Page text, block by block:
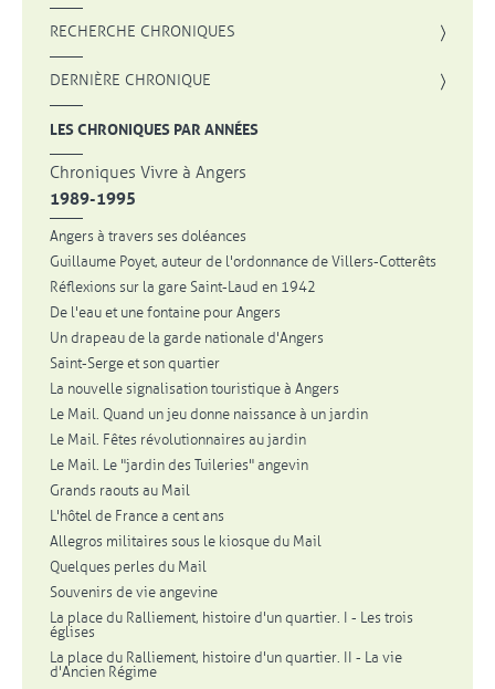
RECHERCHE CHRONIQUES , OUVRE UNE NOUVELLE FENÊTRE
DERNIÈRE CHRONIQUE
LES CHRONIQUES PAR ANNÉES
Chroniques Vivre à Angers
1989-1995
Angers à travers ses doléances
Guillaume Poyet, auteur de l'ordonnance de Villers-Cotterêts
Réflexions sur la gare Saint-Laud en 1942
De l'eau et une fontaine pour Angers
Un drapeau de la garde nationale d'Angers
Saint-Serge et son quartier
La nouvelle signalisation touristique à Angers
Le Mail. Quand un jeu donne naissance à un jardin
Le Mail. Fêtes révolutionnaires au jardin
Le Mail. Le "jardin des Tuileries" angevin
Grands raouts au Mail
L'hôtel de France a cent ans
Allegros militaires sous le kiosque du Mail
Quelques perles du Mail
Souvenirs de vie angevine
La place du Ralliement, histoire d'un quartier. I - Les trois
églises
La place du Ralliement, histoire d'un quartier. II - La vie
d'Ancien Régime